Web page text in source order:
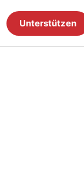
Unterstützen